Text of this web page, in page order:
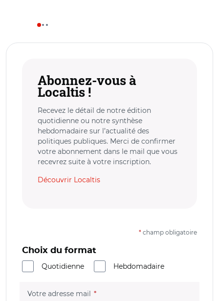
Abonnez-vous à
Localtis !
Recevez le détail de notre édition
quotidienne ou notre synthèse
hebdomadaire sur l’actualité des
politiques publiques. Merci de confirmer
votre abonnement dans le mail que vous
recevrez suite à votre inscription.
Découvrir Localtis
* champ obligatoire
Choix du format
Quotidienne
Hebdomadaire
Votre adresse mail (champ obligatoire)